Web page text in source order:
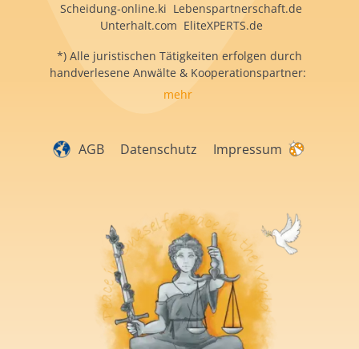
Scheidung-online.ki Lebenspartnerschaft.de
Unterhalt.com EliteXPERTS.de
*) Alle juristischen Tätigkeiten erfolgen durch
handverlesene Anwälte & Kooperationspartner:
mehr
AGB Datenschutz Impressum